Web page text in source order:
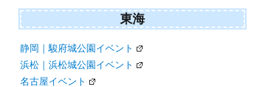
東海
静岡｜駿府城公園イベント
浜松｜浜松城公園イベント
名古屋イベント